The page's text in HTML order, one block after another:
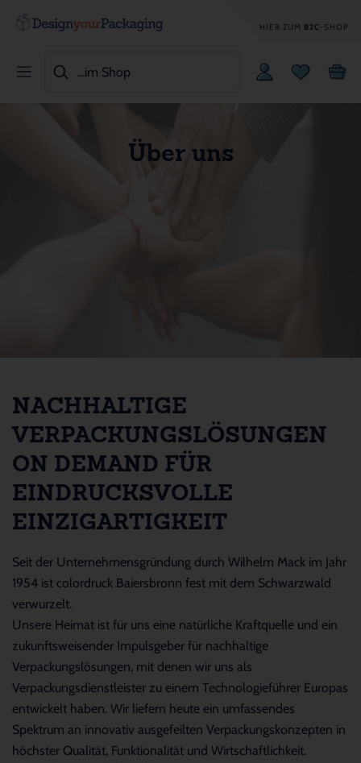
HIER ZUM B2C-SHOP
Über uns
NACHHALTIGE
VERPACKUNGSLÖSUNGEN
ON DEMAND FÜR
EINDRUCKSVOLLE
EINZIGARTIGKEIT
Seit der Unternehmensgründung durch Wilhelm Mack im Jahr
1954 ist colordruck Baiersbronn fest mit dem Schwarzwald
verwurzelt.
Unsere Heimat ist für uns eine natürliche Kraftquelle und ein
zukunftsweisender Impulsgeber für nachhaltige
Verpackungslösungen, mit denen wir uns als
Verpackungsdienstleister zu einem Technologieführer Europas
entwickelt haben. Wir liefern heute ein umfassendes
Spektrum an innovativ ausgefeilten Verpackungskonzepten in
höchster Qualität, Funktionalität und Wirtschaftlichkeit.